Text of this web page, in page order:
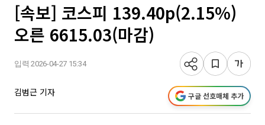
[속보] 코스피 139.40p(2.15%)
오른 6615.03(마감)
입력 2026-04-27 15:34
김범근 기자 구글 선호매체 추가